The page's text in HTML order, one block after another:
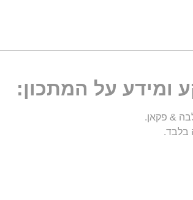
ומידע על המתכון:
& פקאן.
בלבד.